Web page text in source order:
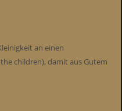
an einen
children), damit aus Gutem